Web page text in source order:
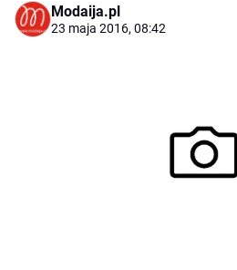
Modaija.pl
23 maja 2016, 08:42